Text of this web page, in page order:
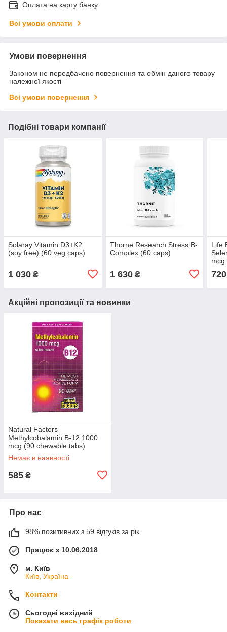
Оплата на карту банку
Всі умови оплати
Умови повернення
Законом не передбачено повернення та обмін даного товару
належної якості
Всі умови повернення
Подібні товари компанії
Solaray Vitamin D3+K2
(soy free) (60 veg caps)
1 030 ₴
Thorne Research Stress B-
Complex (60 caps)
1 630₴
Life
mcg
720
Акційні пропозиції та новинки
Natural Factors
Methylcobalamin B-12 1000
mcg (90 chewable tabs)
Немає в наявності
585 ₴
Про нас
98% позитивних з 59 відгуків за рік
Працює з 10.06.2018
м. Київ
Київ, Україна
Контакти
Сьогодні вихідний
Показати весь графік роботи